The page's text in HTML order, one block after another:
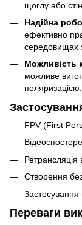
щоглу або
Надійна
ефективно
середовищах
Можливість
можливе
поляризацією.
FPV (First
Ретрансляція
Створення
Застосування
Переваги